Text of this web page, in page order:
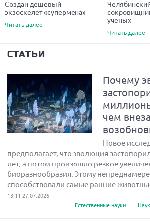
Создан дешевый
экзоскелет «супермена»
Читать далее
ученых
Читать далее
СТАТЬИ
Почему
чем
Новое
предполагает, что эволюция
лет, а потом произошло резкое
биоразнообразия. Этому
способствовали самые ранние
13:11 27.07.2026
Естественные науки